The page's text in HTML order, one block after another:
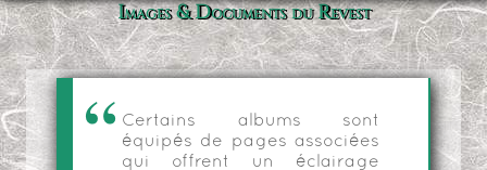
Images & Documents du Revest
Certains albums sont
équipés de pages associées
qui offrent un éclairage